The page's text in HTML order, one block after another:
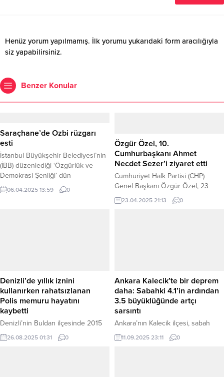
Henüz yorum yapılmamış. İlk yorumu yukarıdaki form aracılığıyla
siz yapabilirsiniz.
Benzer Konular
Saraçhane’de Ozbi rüzgarı
esti
İstanbul Büyükşehir Belediyesi’nin
(İBB) düzenlediği ‘Özgürlük ve
Demokrasi Şenliği’ dün
Saraçhane’de coşkuyla devam etti.
Gündüz saatlerinde çocuklara
06.04.2025 13:59 0
Özgür Özel, 10.
Cumhurbaşkanı Ahmet
Necdet Sezer’i ziyaret etti
Cumhuriyet Halk Partisi (CHP)
Genel Başkanı Özgür Özel, 23
Nisan Ulusal Egemenlik ve Çocuk
Bayramı dolayısıyla 10.
Egemenlik ve Çocuk Bayramı
vesilesiyle 10. Cumhurbaşkanı...
23.04.2025 21:13 0
Denizli’de yıllık iznini
kullanırken rahatsızlanan
Polis memuru hayatını
kaybetti
Denizli’nin Buldan ilçesinde 2015
yılından bu yana görev yapan 52
yaşındaki polis memuru Mehmet
26.08.2025 01:31 0
Ankara Kalecik’te bir deprem
daha: Sabahki 4.1’in ardından
3.5 büyüklüğünde artçı
sarsıntı
Ankara’nın Kalecik ilçesi, sabah
saatlerinde yaşanan 4.1
büyüklüğündeki depremin
11.09.2025 23:11 0